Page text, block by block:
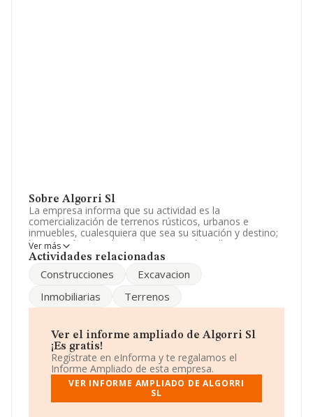
Sobre Algorri Sl
La empresa informa que su actividad es la
comercialización de terrenos rústicos, urbanos e
inmuebles, cualesquiera que sea su situación y destino;
la ejecución de trabajos de excavación, relleno,
nivelación, explanación, irrigación, saneamiento y
registrada como Sociedad Limitada. Tiene CNAE: 6811 -
exteriores.
situada en Calle Isidoro Melero núm. 3 - 5 3a, (31800),
en el municipio de Altsasu, Navarra.
Con los datos a disposición de INFORMA sobre 67.991
empresas pertenecientes al sector, en el ámbito
nacional la facturación alcanza la cifra de 7.139 millones
de euros y se estima que el promedio de la facturación
Ver más
Actividades relacionadas
Construcciones
Excavacion
Inmobiliarias
Terrenos
Ver el informe ampliado de Algorri Sl
¡Es gratis!
Regístrate en eInforma y te regalamos el
Informe Ampliado de esta empresa.
VER INFORME AMPLIADO DE ALGORRI
SL